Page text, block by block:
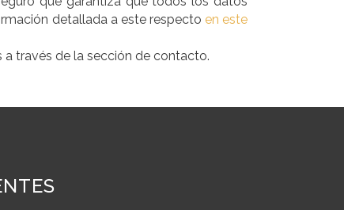
detallada a este respecto en este
través de la sección de contacto.